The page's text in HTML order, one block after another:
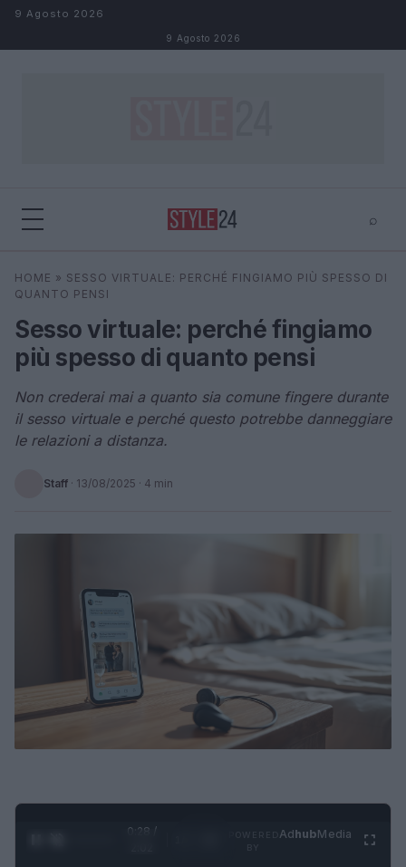
Salta al contenuto
9 Agosto 2026
9 Agosto 2026
⌕
Cerca ⌕ ×
HOME » SESSO VIRTUALE: PERCHÉ FINGIAMO PIÙ SPESSO DI
QUANTO PENSI
Sesso virtuale: perché fingiamo
più spesso di quanto pensi
Non crederai mai a quanto sia comune fingere durante
il sesso virtuale e perché questo potrebbe danneggiare
le relazioni a distanza.
Staff · 13/08/2025 · 4 min
0:29 /
AdhubMedia